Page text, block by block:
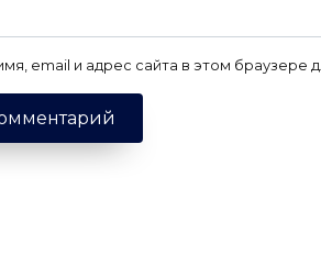
email и адрес сайта в этом